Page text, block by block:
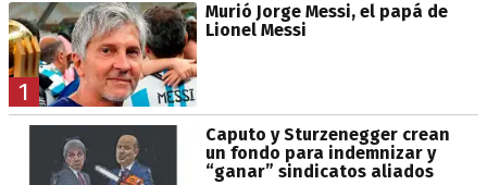
1
Murió Jorge Messi, el papá de
Lionel Messi
Caputo y Sturzenegger crean
un fondo para indemnizar y
“ganar” sindicatos aliados